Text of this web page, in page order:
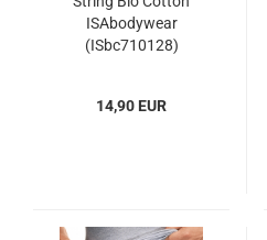
ISAbodywear
(ISbc710128)
14,90 EUR